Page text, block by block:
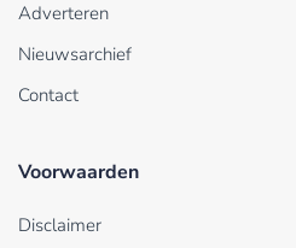
Adverteren
Nieuwsarchief
Contact
Voorwaarden
Disclaimer